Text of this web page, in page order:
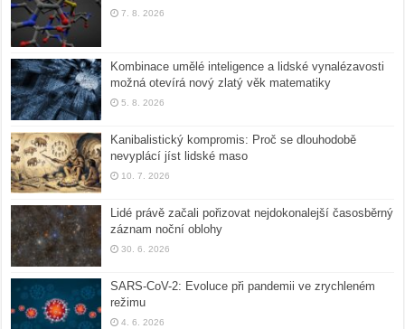
7. 8. 2026
Kombinace umělé inteligence a lidské vynalézavosti
možná otevírá nový zlatý věk matematiky
5. 8. 2026
Kanibalistický kompromis: Proč se dlouhodobě
nevyplácí jíst lidské maso
10. 7. 2026
Lidé právě začali pořizovat nejdokonalejší časosběrný
záznam noční oblohy
30. 6. 2026
SARS-CoV-2: Evoluce při pandemii ve zrychleném
režimu
4. 6. 2026